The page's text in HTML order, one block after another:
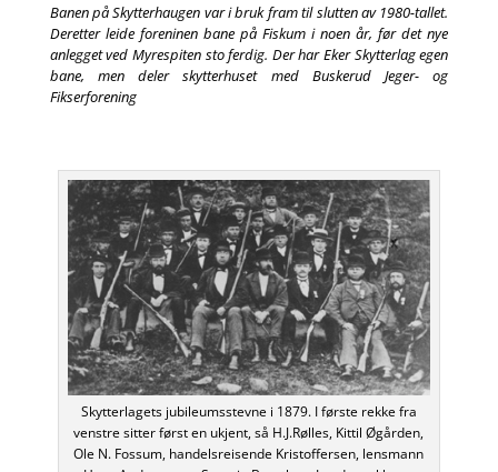
Banen på Skytterhaugen var i bruk fram til slutten av 1980-tallet.
Deretter leide foreninen bane på Fiskum i noen år, før det nye
anlegget ved Myrespiten sto ferdig. Der har Eker Skytterlag egen
bane, men deler skytterhuset med Buskerud Jeger- og
Fikserforening
Skytterlagets jubileumsstevne i 1879. I første rekke fra
venstre sitter først en ukjent, så H.J.Rølles, Kittil Øgården,
Ole N. Fossum, handelsreisende Kristoffersen, lensmann